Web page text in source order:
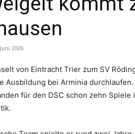
2026
von Eintracht Trier zum SV
Ausbildung bei Arminia
für den DSC schon zehn